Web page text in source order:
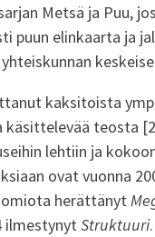
Metsä ja Puu,
puun elinkaarta ja
kaksitoista
käsittelevää teosta
lehtiin ja
ovat vuonna
herättänyt
ilmestynytStruktuuri